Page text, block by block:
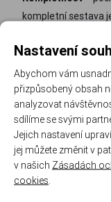
kompletní sestava
Stav použitého
U položek
produktu. Stopy
berou jako součást
hlubokou korozi a
Péče a
Starou vojenskou
film konzervačního
Nastavení
Abychom vám
přizpůsobený obsah
analyzovat
sdílíme se svými
Jejich nastavení
jej můžete změnit v
v našich Zásadách
cookies